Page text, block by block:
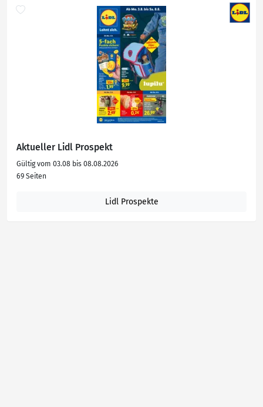
Aktueller Lidl Prospekt
Gültig vom 03.08 bis 08.08.2026
69 Seiten
Lidl Prospekte